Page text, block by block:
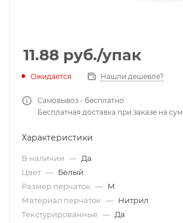
11.88 руб./упак
Ожидается Нашли дешевле?
Самовывоз - бесплатно
Бесплатная доставка при заказе на
Характеристики
В наличии — Да
Цвет — Белый
Размер перчаток — M
Материал перчаток — Нитрил
Текстурированные — Да